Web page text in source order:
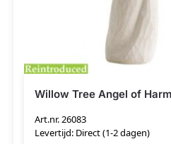
Willow Tree Angel of
Art.nr. 26083
Levertijd: Direct (1-2 dagen)